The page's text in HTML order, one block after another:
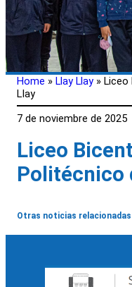
Home » Llay Llay » Liceo
LIay
7 de noviembre de 2025
Liceo
Politécnico
Otras noticias relacionadas